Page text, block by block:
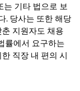
는 기타 법으로 보
. 당사는 또한 해당
지원자도 채용
률에서 요구하는
직장 내 편의 시